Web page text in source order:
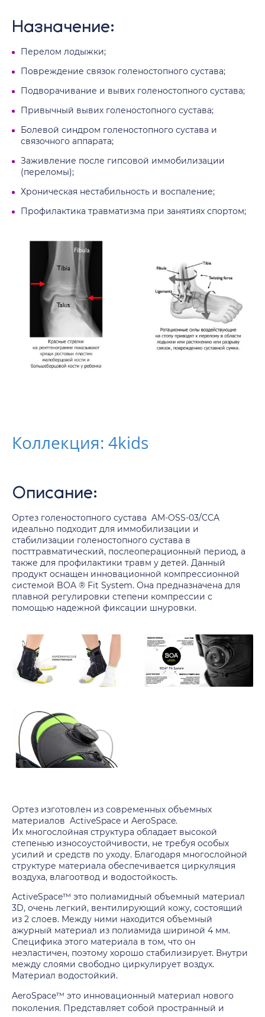
Назначение:
Перелом лодыжки;
Повреждение связок голеностопного сустава;
Подворачивание и вывих голеностопного сустава;
Привычный вывих голеностопного сустава;
Болевой синдром голеностопного сустава и
связочного аппарата;
Заживление после гипсовой иммобилизации
(переломы);
Хроническая нестабильность и воспаление;
Профилактика травматизма при занятиях спортом;
Коллекция: 4kids
Описание:
Ортез голеностопного сустава AM-OSS-03/CCA
идеально подходит для иммобилизации и
стабилизации голеностопного сустава в
посттравматический, послеоперационный период, а
также для профилактики травм у детей. Данный
продукт оснащен инновационной компрессионной
системой BOA ® Fit System. Она предназначена для
плавной регулировки степени компрессии с
помощью надежной фиксации шнуровки.
Ортез изготовлен из современных объемных
материалов ActiveSpace и AeroSpace.
Их многослойная структура обладает высокой
степенью износоустойчивости, не требуя особых
усилий и средств по уходу. Благодаря многослойной
структуре материала обеспечивается циркуляция
воздуха, влагоотвод и водостойкость.
ActiveSpace™ это полиамидный объемный материал
3D, очень легкий, вентилирующий кожу, состоящий
из 2 слоев. Между ними находится объемный
ажурный материал из полиамида шириной 4 мм.
Специфика этого материала в том, что он
неэластичен, поэтому хорошо стабилизирует. Внутри
между слоями свободно циркулирует воздух.
Материал водостойкий.
AeroSpace™ это инновационный материал нового
поколения. Представляет собой пространный и